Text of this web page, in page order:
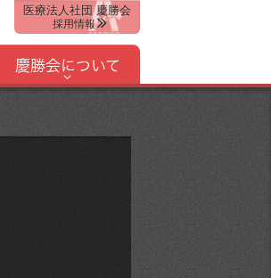
医療法人社団 慶勝会
採用情報
慶勝会について